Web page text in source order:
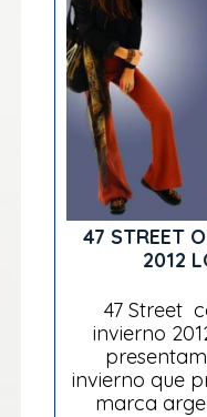
47 STREET
2012
47 Street
invierno
invierno que
marca